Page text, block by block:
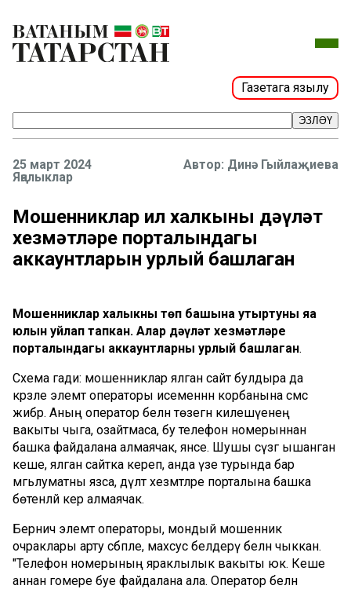
Газетага язылу
ЭЗЛӘҮ
25 март 2024
Яңалыклар
Динә Гыйлаҗиева
Мошенниклар ил халкының дәүләт
хезмәтләре порталындагы
аккаунтларын урлый башлаган
Мошенниклар халыкны төп башына утыртуның яңа
юлын уйлап тапкан. Алар дәүләт хезмәтләре
порталындагы аккаунтларны урлый башлаган.
Схема гади: мошенниклар ялган сайт булдыра да
кәрәзле элемтә операторы исеменнән корбанына смс
жибәрә. Аның оператор белән төзегән килешүенең
вакыты чыга, озайтмаса, бу телефон номерыннан
башка файдалана алмаячак, янәсе. Шушы сүзгә ышанган
кеше, ялган сайтка кереп, анда үзе турында бар
мәгьлуматны язса, дәүләт хезмәтләре порталына башка
бөтенләй керә алмаячак.
Берничә элемтә операторы, мондый мошенник
очраклары арту сәбәпле, махсус белдерү белән чыккан.
"Телефон номерының яраклылык вакыты юк. Кеше
аннан гомере буе файдалана ала. Оператор белән